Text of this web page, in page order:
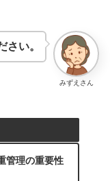
みずえさん
さい。
管理の重要性